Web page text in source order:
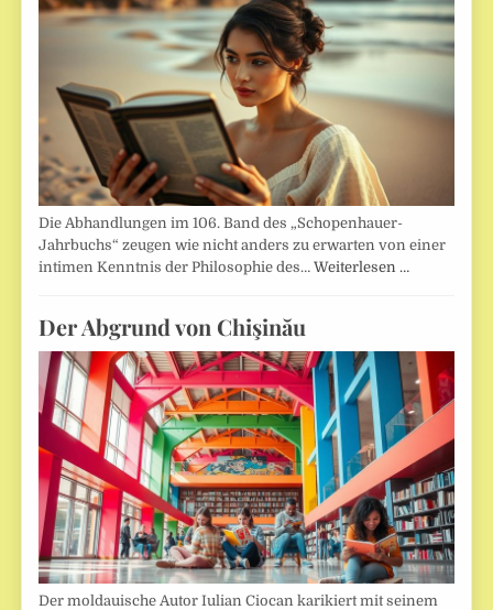
Die Abhandlungen im 106. Band des „Schopenhauer-
Jahrbuchs“ zeugen wie nicht anders zu erwarten von einer
intimen Kenntnis der Philosophie des…Weiterlesen …
Der Abgrund von Chişinău
Der moldauische Autor Iulian Ciocan karikiert mit seinem